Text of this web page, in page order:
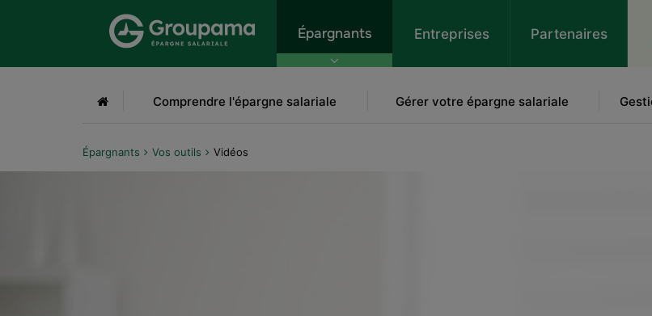
Aller au menu Aller à la recherche
Épargnants
Accueil Comprendre l'épargne salariale Gérer votre épargne salariale
Entreprises Partenaires
Épargnants Vos outils Vidéos